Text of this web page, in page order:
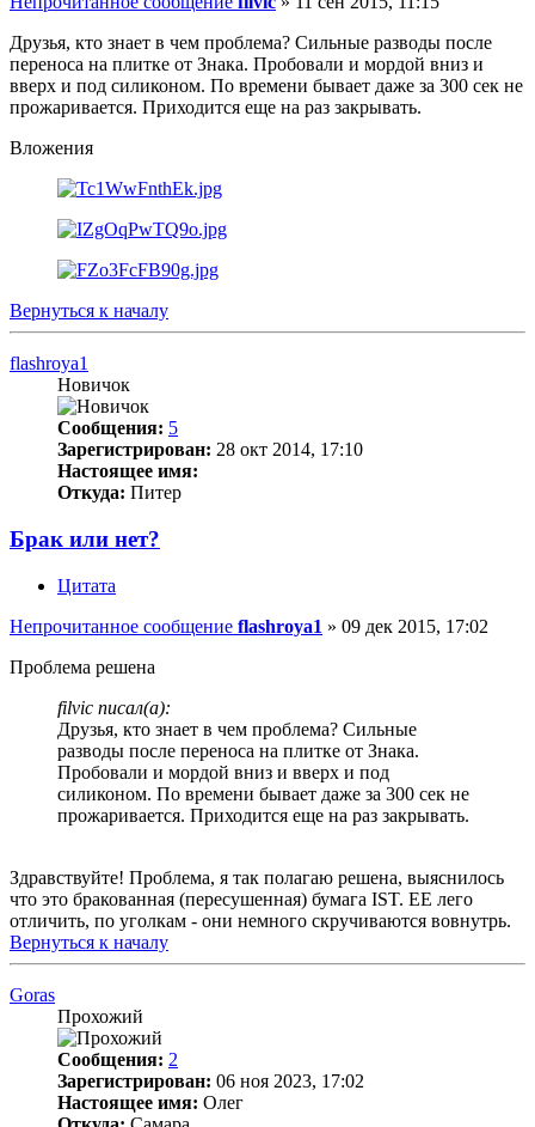
Друзья, кто знает в чем проблема? Сильные разводы после
переноса на плитке от Знака. Пробовали и мордой вниз и
вверх и под силиконом. По времени бывает даже за 300 сек не
прожаривается. Приходится еще на раз закрывать.
Вложения
Вернуться к началу
flashroya1
Новичок
Сообщения: 5
Зарегистрирован: 28 окт 2014, 17:10
Настоящее имя:
Откуда: Питер
Брак или нет?
Цитата
Непрочитанное сообщение flashroya1 » 09 дек 2015, 17:02
Проблема решена
filvic писал(а):
Друзья, кто знает в чем проблема? Сильные
разводы после переноса на плитке от Знака.
Пробовали и мордой вниз и вверх и под
силиконом. По времени бывает даже за 300 сек не
прожаривается. Приходится еще на раз закрывать.
Здравствуйте! Проблема, я так полагаю решена, выяснилось
что это бракованная (пересушенная) бумага IST. ЕЕ лего
отличить, по уголкам - они немного скручиваются вовнутрь.
Вернуться к началу
Goras
Прохожий
Сообщения: 2
Зарегистрирован: 06 ноя 2023, 17:02
Настоящее имя: Олег